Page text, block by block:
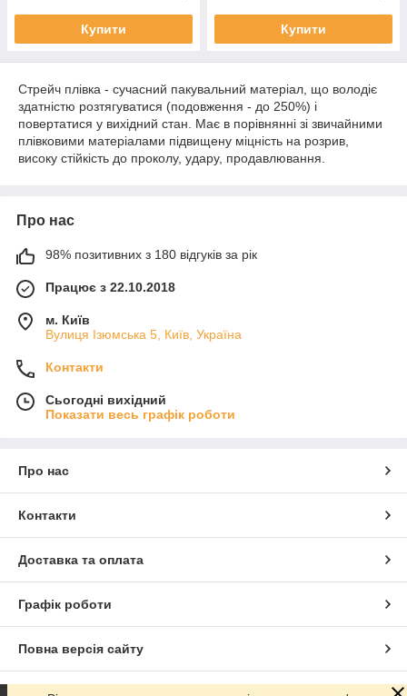
Купити Купити
Стрейч плівка - сучасний пакувальний матеріал, що володіє
здатністю розтягуватися (подовження - до 250%) і
повертатися у вихідний стан. Має в порівнянні зі звичайними
плівковими матеріалами підвищену міцність на розрив,
високу стійкість до проколу, удару, продавлювання.
Про нас
98% позитивних з 180 відгуків за рік
Працює з 22.10.2018
м. Київ
Вулиця Ізюмська 5, Київ, Україна
Контакти
Сьогодні вихідний
Показати весь графік роботи
Про нас
Контакти
Доставка та оплата
Графік роботи
Повна версія сайту